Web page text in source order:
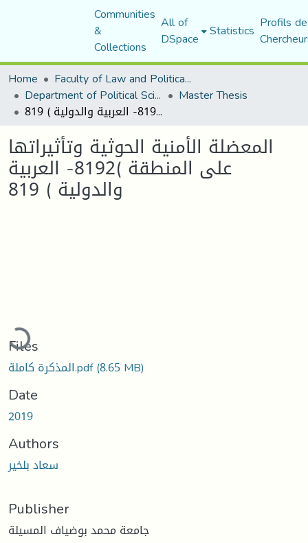
Communities
&
Collections
All of
DSpace Statistics Profils
Home
Faculty of Law and Political Science
Department of Political Sciences Master Thesis
المعضلة الأمنية الحوثية وتأثيراتها على المنطقة )8192- العربية والدولية ) 819
المعضلة الأمنية الحوثية وتأثيراتها
على المنطقة )8192- العربية
والدولية ) 819
Loading...
Files
المذكرة كاملة.pdf(8.65 MB)
Date
2019
Authors
سعاد بلخير
Publisher
جامعة محمد بوضياف المسيلة